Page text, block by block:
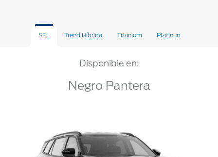
SEL Trend Híbrida Titanium Platinun
Disponible en:
Negro Pantera